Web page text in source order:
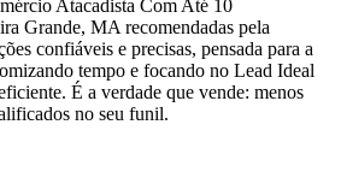
Atacadista Com Até 10
Grande, MA recomendadas pela
confiáveis e precisas, pensada para a
tempo e focando no Lead Ideal
É a verdade que vende: menos
no seu funil.